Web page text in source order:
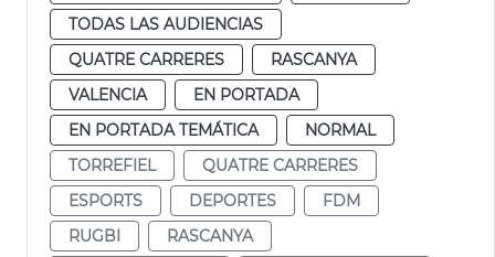
TODAS LAS AUDIENCIAS
QUATRE CARRERES
RASCANYA
VALENCIA
EN PORTADA
EN PORTADA TEMÁTICA
NORMAL
TORREFIEL
QUATRE CARRERES
ESPORTS
DEPORTES
FDM
RUGBI
RASCANYA